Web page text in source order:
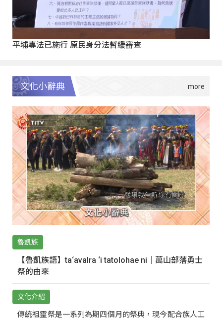
平埔專法已施行 原民身分法暫緩審查
文化小辭典
魯凱族
【魯凱族語】ta‘avalra ‘i tatolohae ni｜萬山部落勇士
祭的由來
文化介紹
傳統祖靈祭是一系列為期四個月的祭典，現今配合族人工